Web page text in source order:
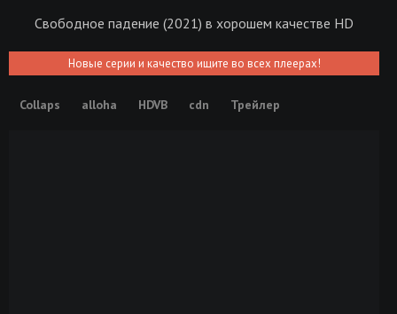
Свободное падение (2021) в хорошем качестве HD
Новые серии и качество ищите во всех плеерах!
Collaps alloha HDVB cdn Трейлер